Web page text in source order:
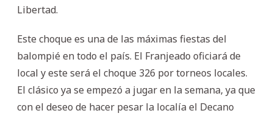
Libertad.
Este choque es una de las máximas fiestas del
balompié en todo el país. El Franjeado oficiará de
local y este será el choque 326 por torneos locales.
El clásico ya se empezó a jugar en la semana, ya que
con el deseo de hacer pesar la localía el Decano